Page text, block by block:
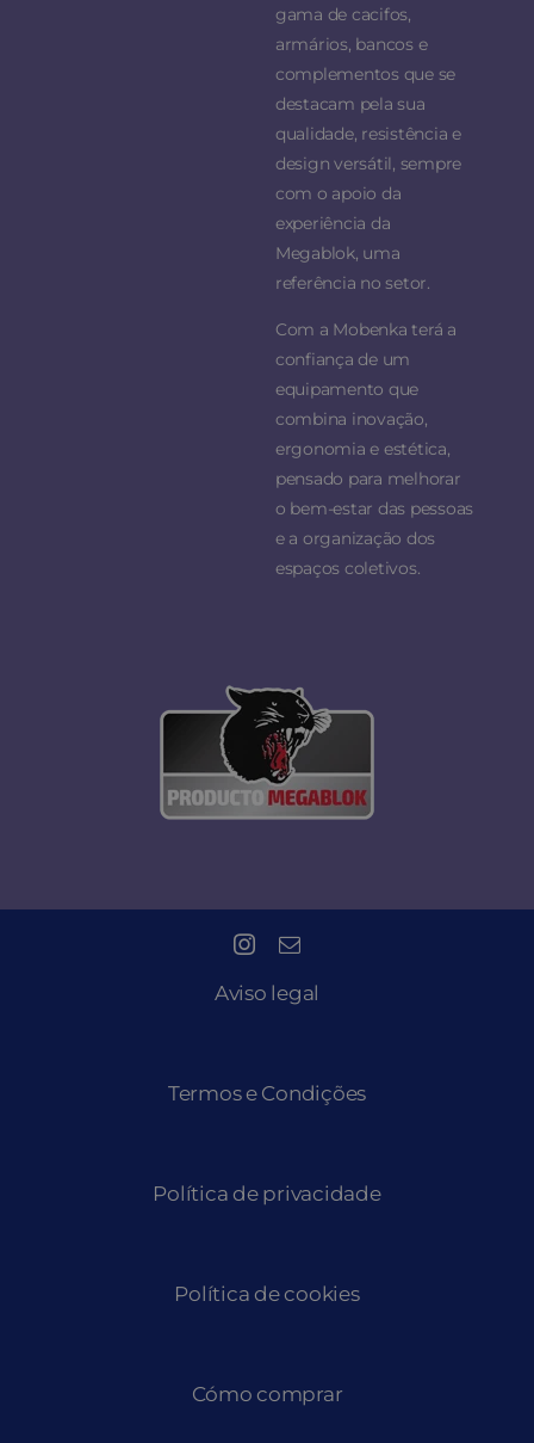
gama de cacifos,
armários, bancos e
complementos que se
destacam pela sua
qualidade, resistência e
design versátil, sempre
com o apoio da
experiência da
Megablok, uma
referência no setor.
Com a Mobenka terá a
confiança de um
equipamento que
combina inovação,
ergonomia e estética,
pensado para melhorar
o bem-estar das pessoas
e a organização dos
espaços coletivos.
Aviso legal
Termos e Condições
Política de privacidade
Política de cookies
Cómo comprar